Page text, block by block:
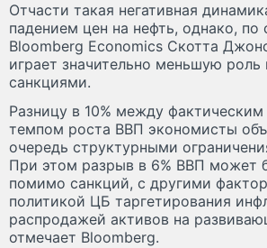
Отчасти такая негативная
падением цен на нефть, однако, по
Bloomberg Economics Скотта
играет значительно меньшую
санкциями.
Разницу в 10% между
темпом роста ВВП экономисты
очередь структурными
При этом разрыв в 6% ВВП может
помимо санкций, с другими
политикой ЦБ таргетирования
распродажей активов на
отмечает Bloomberg.